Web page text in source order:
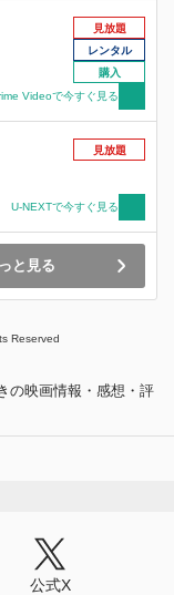
見放題
レンタル
購入
Videoで今すぐ見る
見放題
U-NEXTで今すぐ見る
と見る
Reserved
の映画情報・感想・評
公式X